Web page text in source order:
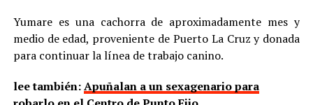
Yumare es una cachorra de aproximadamente mes y
medio de edad, proveniente de Puerto La Cruz y donada
para continuar la línea de trabajo canino.
lee también:Apuñalan a un sexagenario para